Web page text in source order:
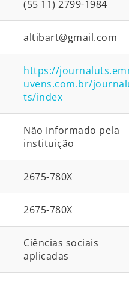
(55 11) 2799-1984
altibart@gmail.com
https://
uvens.com.br/
ts/index
Não Informado pela
instituição
2675-780X
2675-780X
Ciências sociais
aplicadas